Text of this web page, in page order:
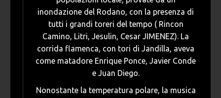
inondazione del Rodano, con la presenza di
tutti i grandi toreri del tempo ( Rincon
Camino, Litri, Jesulin, Cesar JIMENEZ). La
corrida flamenca, con tori di Jandilla, aveva
come matadore Enrique Ponce, Javier Conde
e Juan Diego.
Nonostante la temperatura polare, la musica